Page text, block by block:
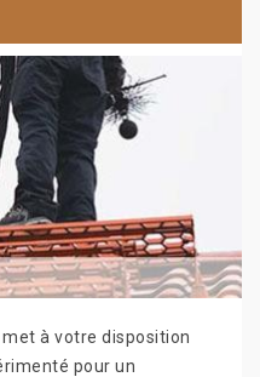
met à votre disposition
pour un